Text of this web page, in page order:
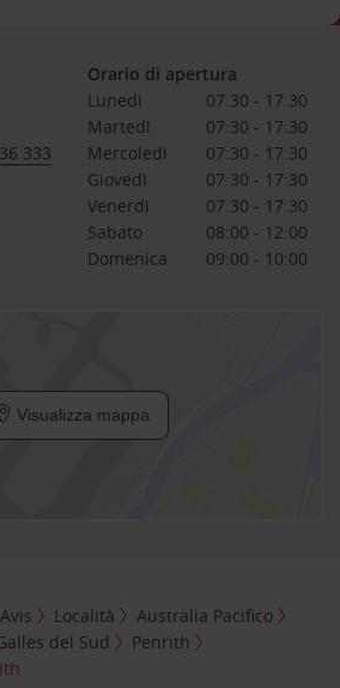
333
Orario di apertura
Lunedì
07:30 - 17:30
Martedì
07:30 - 17:30
Mercoledì
07:30 - 17:30
Giovedì
07:30 - 17:30
Venerdì
07:30 - 17:30
Sabato
08:00 - 12:00
Domenica
09:00 - 10:00
Visualizza mappa
Località
Australia Pacifico
del Sud
Penrith